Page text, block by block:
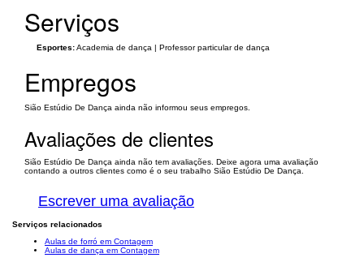
Serviços
Esportes:Academia de dança | Professor particular de dança
Empregos
Sião Estúdio De Dança ainda não informou seus empregos.
Avaliações de clientes
Sião Estúdio De Dança ainda não tem avaliações. Deixe agora uma avaliação
contando a outros clientes como é o seu trabalho Sião Estúdio De Dança.
Escrever uma avaliação
Serviços relacionados
Aulas de forró em Contagem
Aulas de dança em Contagem